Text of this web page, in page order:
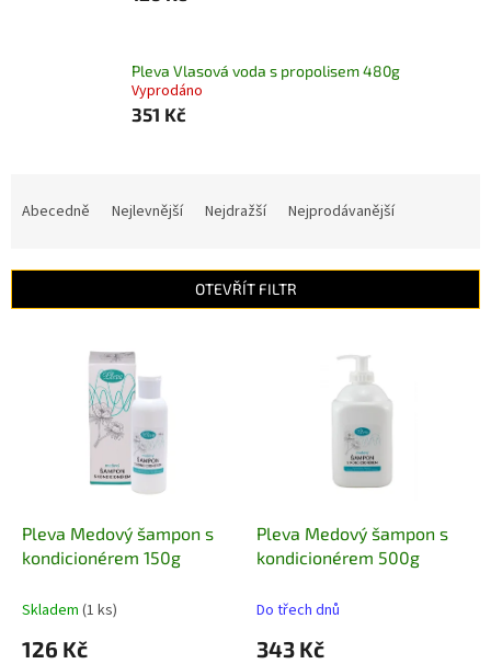
Pleva Vlasová voda s propolisem 480g
Vyprodáno
351 Kč
í
Abecedně Nejlevnější Nejdražší Nejprodávanější
OTEVŘÍT FILTR
Pleva Medový šampon s
kondicionérem 150g
Skladem (1 ks)
126 Kč
Pleva Medový šampon s
kondicionérem 500g
Do třech dnů
343 Kč